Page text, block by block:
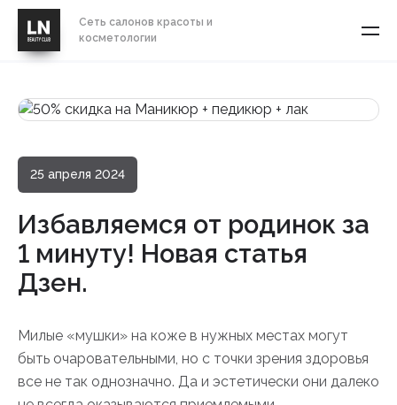
Сеть салонов красоты и
косметологии
25 апреля 2024
Избавляемся от родинок за
1 минуту! Новая статья
Дзен.
Милые «мушки» на коже в нужных местах могут
быть очаровательными, но с точки зрения здоровья
все не так однозначно. Да и эстетически они далеко